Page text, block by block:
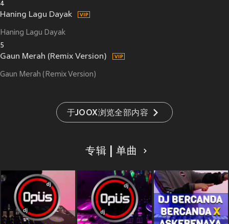
4
Haning Lagu Dayak
Haning Lagu Dayak
5
Gaun Merah (Remix Version)
Gaun Merah (Remix Version)
于JOOX浏览全部内容
专辑 | 单曲